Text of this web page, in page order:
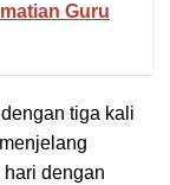
Guru
tiga kali
dengan